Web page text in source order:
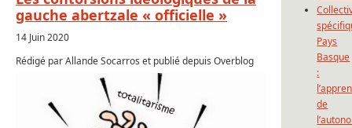
gauche abertzale « officielle »
14 Juin 2020
Rédigé par Allande Socarros et publié depuis Overblog
Pays
Basque
:
de